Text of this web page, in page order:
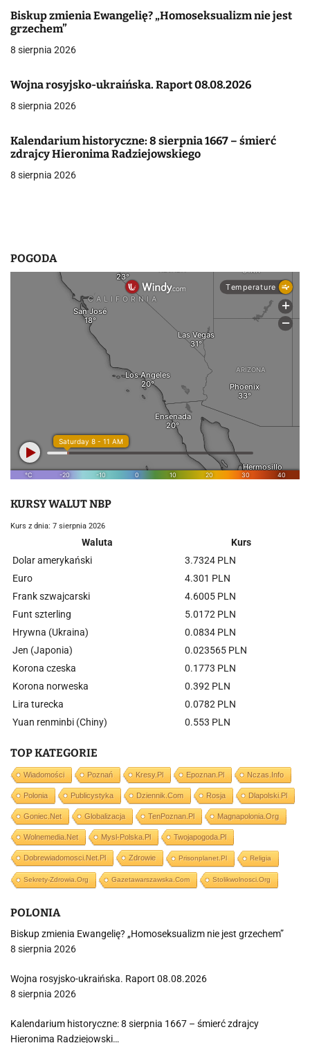
a
c
a
p
i
Biskup zmienia Ewangelię? „Homoseksualizm nie jest
grzechem”
8 sierpnia 2026
Wojna rosyjsko-ukraińska. Raport 08.08.2026
8 sierpnia 2026
Kalendarium historyczne: 8 sierpnia 1667 – śmierć
zdrajcy Hieronima Radziejowskiego
8 sierpnia 2026
POGODA
KURSY WALUT NBP
Kurs z dnia: 7 sierpnia 2026
Waluta
Kurs
Dolar amerykański
3.7324 PLN
Euro
4.301 PLN
Frank szwajcarski
4.6005 PLN
Funt szterling
5.0172 PLN
Hrywna (Ukraina)
0.0834 PLN
Jen (Japonia)
0.023565 PLN
Korona czeska
0.1773 PLN
Korona norweska
0.392 PLN
Lira turecka
0.0782 PLN
Yuan renminbi (Chiny)
0.553 PLN
TOP KATEGORIE
Wiadomości Poznań Kresy.pl Epoznan.pl Nczas.info
Polonia Publicystyka Dziennik.com Rosja Dlapolski.pl
Goniec.net Globalizacja TenPoznan.pl Magnapolonia.org
Wolnemedia.net Mysl-Polska.pl Twojapogoda.pl
Dobrewiadomosci.net.pl Zdrowie Prisonplanet.pl Religia
Sekrety-Zdrowia.org Gazetawarszawska.com Stolikwolnosci.org
POLONIA
Biskup zmienia Ewangelię? „Homoseksualizm nie jest grzechem”
8 sierpnia 2026
Wojna rosyjsko-ukraińska. Raport 08.08.2026
8 sierpnia 2026
Kalendarium historyczne: 8 sierpnia 1667 – śmierć zdrajcy
Hieronima Radziejowski…